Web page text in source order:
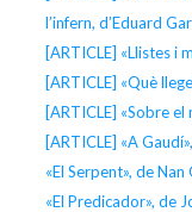
l’infern, d’Eduard
[ARTICLE] «Llistes i
[ARTICLE] «Què
[ARTICLE] «Sobre el
[ARTICLE] «A
«El Serpent», de Nan
«El Predicador», de